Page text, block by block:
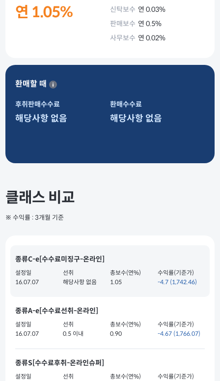
연 1.05%
신탁보수 연 0.03%
판매보수 연 0.5%
사무보수 연 0.02%
환매할 때
후취판매수수료
해당사항 없음
환매수수료
해당사항 없음
클래스 비교
※ 수익률 : 3개월 기준
종류C-e[수수료미징구-온라인]
설정일
16.07.07
선취
해당사항 없음
총보수(연%)
1.05
수익률(기준가)
-4.7 (1,742.46)
종류A-e[수수료선취-온라인]
설정일
16.07.07
선취
0.5 이내
총보수(연%)
0.90
수익률(기준가)
-4.67 (1,766.07)
종류S[수수료후취-온라인슈퍼]
설정일
선취
총보수(연%)
수익률(기준가)